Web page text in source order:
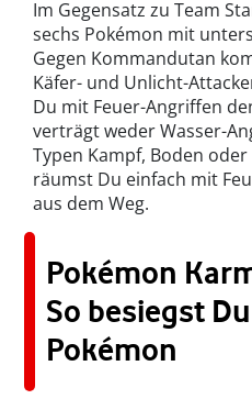
Im Gegensatz zu Team
sechs Pokémon mit
Gegen Kommandutan
Käfer- und Unlicht-
Du mit Feuer-Angriffen
verträgt weder Wasser-
Typen Kampf, Boden
räumst Du einfach mit
aus dem Weg.
Pokémon
So besiegst
Pokémon